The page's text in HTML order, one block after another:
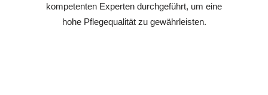
kompetenten Experten durchgeführt, um eine
hohe Pflegequalität zu gewährleisten.